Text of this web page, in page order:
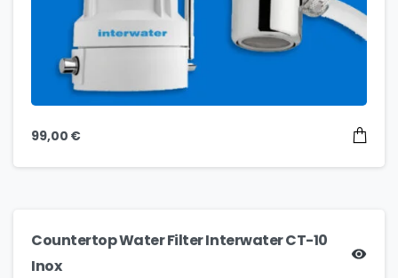
99,00 €
Countertop Water Filter Interwater CT-10
Inox